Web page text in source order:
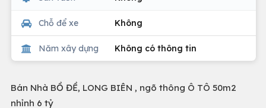
Chỗ để xe Không
Năm xây dựng Không có thông tin
Bán Nhà BỒ ĐỀ, LONG BIÊN , ngõ thông Ô TÔ 50m2
nhỉnh 6 tỷ